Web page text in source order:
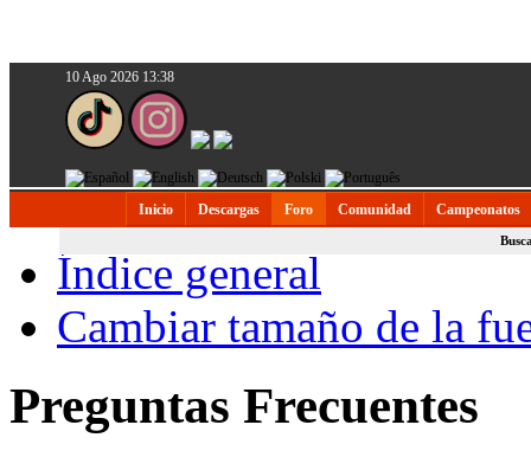
10 Ago 2026 13:38
Inicio Descargas Foro Comunidad Campeonatos
Índice general
Cambiar tamaño de la
Preguntas Frecuentes